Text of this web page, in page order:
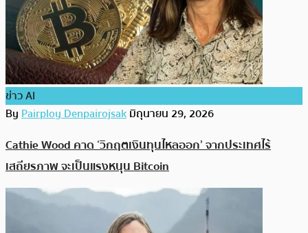
ข่าว AI
ByPairploy Denpairojsakมิถุนายน 29, 2026
Cathie Wood คาด ‘วิกฤตเงินทุนไหลออก’ จากประเทศไร้
เสถียรภาพ จะเป็นแรงหนุน Bitcoin